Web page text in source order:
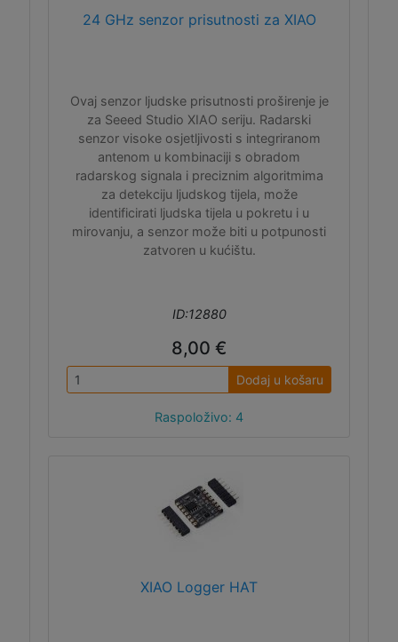
24 GHz senzor prisutnosti za XIAO
Ovaj senzor ljudske prisutnosti proširenje je
za Seeed Studio XIAO seriju. Radarski
senzor visoke osjetljivosti s integriranom
antenom u kombinaciji s obradom
radarskog signala i preciznim algoritmima
za detekciju ljudskog tijela, može
identificirati ljudska tijela u pokretu i u
mirovanju, a senzor može biti u potpunosti
zatvoren u kućištu.
ID:12880
8,00 €
Dodaj u košaru
Raspoloživo: 4
XIAO Logger HAT